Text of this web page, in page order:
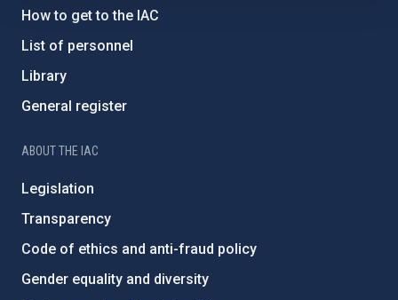
How to get to the IAC
List of personnel
Library
General register
ABOUT THE IAC
Legislation
Transparency
Code of ethics and anti-fraud policy
Gender equality and diversity